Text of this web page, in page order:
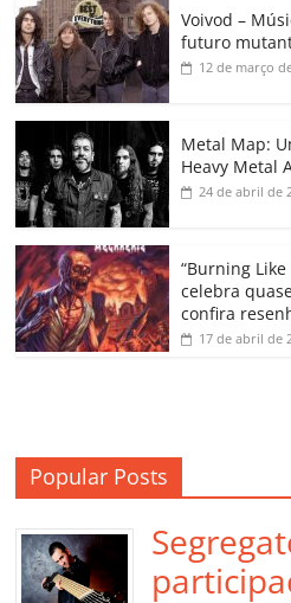
e
b
o
o
k
er s
A
p
e
Voivod –
futuro
12 de março
Metal Map:
Heavy Metal
24 de abril de
“Burning
celebra
confira
17 de abril de
Popular Posts